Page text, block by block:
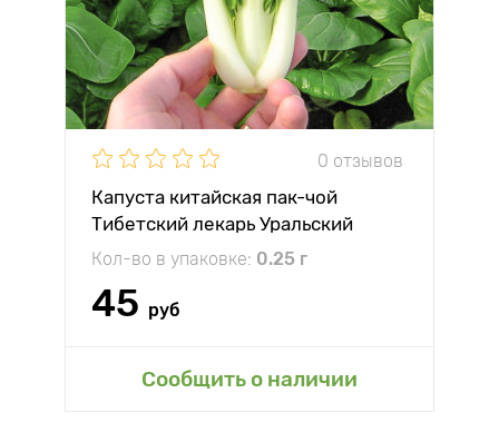
0 отзывов
Капуста китайская пак-чой
Тибетский лекарь Уральский
дачник
Кол-во в упаковке: 0.25 г
45 руб
Сообщить о наличии